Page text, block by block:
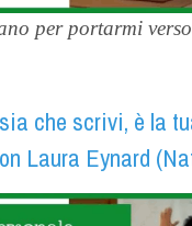
per portarmi
che scrivi, è la
Laura Eynard